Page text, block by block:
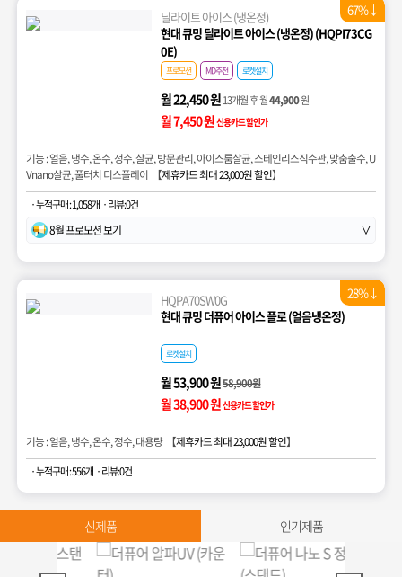
딜라이트 아이스 (냉온정)
현대 큐밍 딜라이트 아이스 (냉온정) (HQPI73CG
0E)
프로모션 MD추천 로켓설치
월 22,450 원13개월 후 월44,900원
월 7,450 원신용카드 할인가
67%↓
기능 : 얼음, 냉수, 온수, 정수, 살균, 방문관리, 아이스룸살균, 스테인리스직수관, 맞춤출수, U
Vnano살균, 풀터치 디스플레이 【제휴카드 최대 23,000원 할인】
· 누적구매 : 1,058개· 리뷰:0건
8월 프로모션 보기 ∨
HQPA70SW0G
현대 큐밍 더퓨어 아이스 플로 (얼음냉온정)
로켓설치
월 53,900 원58,900원
월 38,900 원신용카드 할인가
28%↓
기능 : 얼음, 냉수, 온수, 정수, 대용량 【제휴카드 최대 23,000원 할인】
· 누적구매 : 556개· 리뷰:0건
신제품 인기제품